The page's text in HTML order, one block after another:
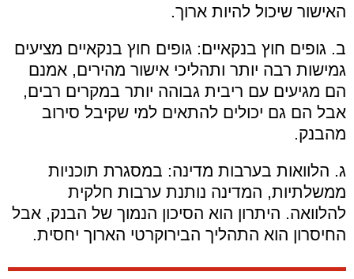
האישור שיכול להיות ארוך.
ב. גופים חוץ בנקאיים: גופים חוץ בנקאיים מציעים
גמישות רבה יותר ותהליכי אישור מהירים, אמנם
הם מגיעים עם ריבית גבוהה יותר במקרים רבים,
אבל הם גם יכולים להתאים למי שקיבל סירוב
מהבנק.
ג. הלוואות בערבות מדינה: במסגרת תוכניות
ממשלתיות, המדינה נותנת ערבות חלקית
להלוואה. היתרון הוא הסיכון הנמוך של הבנק, אבל
החיסרון הוא התהליך הבירוקרטי הארוך יחסית.